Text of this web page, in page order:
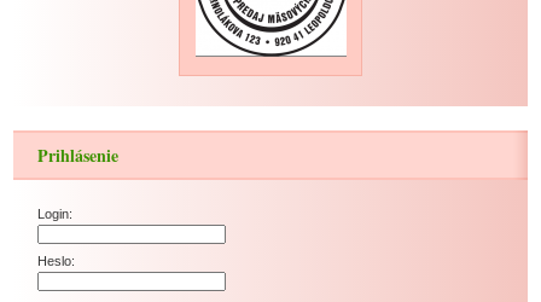
Prihlásenie
Login:
Heslo: